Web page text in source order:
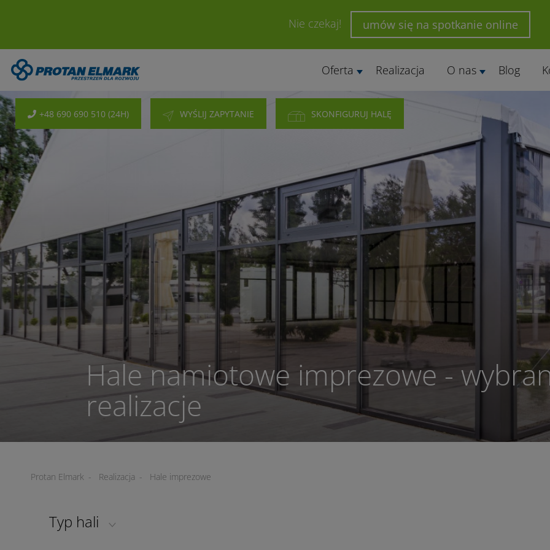
Nie czekaj! umów się na spotkanie online
Oferta Realizacja O nas Blog
+48 690 690 510 (24H) WYŚLIJ ZAPYTANIE SKONFIGURUJ HALĘ
Hale namiotowe imprezowe -
realizacje
Protan Elmark - Realizacja - Hale imprezowe
Typ hali